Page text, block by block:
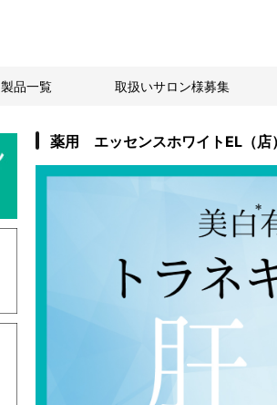
製品一覧 取扱いサロン様募集
薬用 エッセンスホワイトEL（店